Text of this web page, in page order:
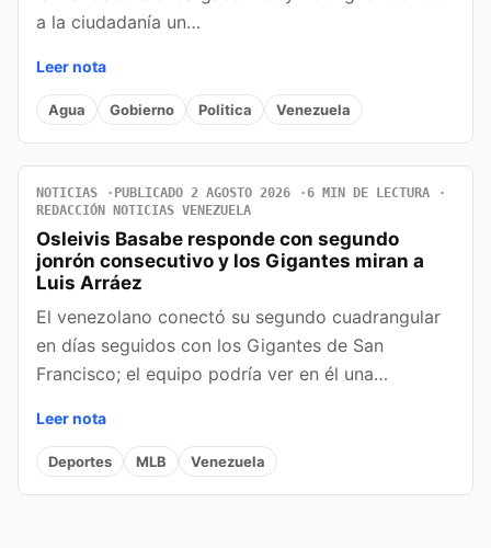
a la ciudadanía un…
Leer nota
Agua Gobierno Politica Venezuela
NOTICIAS PUBLICADO 2 AGOSTO 2026
6 MIN DE LECTURA
REDACCIÓN NOTICIAS VENEZUELA
Osleivis Basabe responde con segundo
jonrón consecutivo y los Gigantes miran a
Luis Arráez
El venezolano conectó su segundo cuadrangular
en días seguidos con los Gigantes de San
Francisco; el equipo podría ver en él una…
Leer nota
Deportes MLB Venezuela